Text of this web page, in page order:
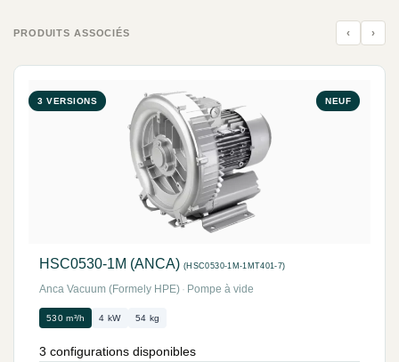
PRODUITS ASSOCIÉS ‹ ›
NEUF
3 VERSIONS
HSC0530-1M (ANCA) (HSC0530-1M-1MT401-7)
Anca Vacuum (Formely HPE) · Pompe à vide
530 m³/h 4 kW 54 kg
3 configurations disponibles